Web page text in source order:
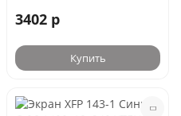
3402 р
Купить